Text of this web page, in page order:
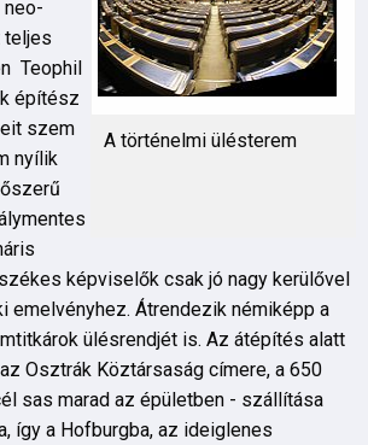
A történelmi ülésterem
Teophil
építész
szem
nyílik
képviselők csak jó nagy kerülővel
emelvényhez. Átrendezik némiképp a
ülésrendjét is. Az átépítés alatt
Osztrák Köztársaság címere, a 650
sas marad az épületben - szállítása
így a Hofburgba, az ideiglenes